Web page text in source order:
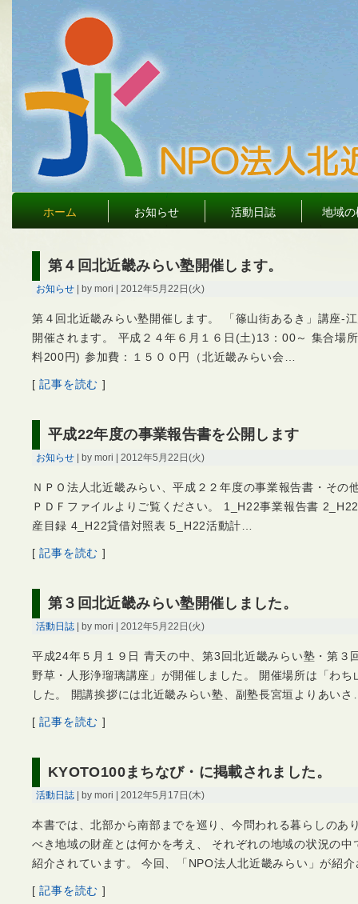
ホーム お知らせ 活動日誌 地域の
第４回北近畿みらい塾開催します。
お知らせ | by mori | 2012年5月22日(火)
第４回北近畿みらい塾開催します。 「篠山街あるき」講座-
開催されます。 平成２４年６月１６日(土)13：00～ 集合場
料200円) 参加費：１５００円（北近畿みらい会…
[記事を読む ]
平成22年度の事業報告書を公開します
お知らせ | by mori | 2012年5月22日(火)
ＮＰＯ法人北近畿みらい、平成２２年度の事業報告書・その
ＰＤＦファイルよりご覧ください。 1_H22事業報告書
産目録 4_H22貸借対照表 5_H22活動計…
[記事を読む ]
第３回北近畿みらい塾開催しました。
活動日誌 | by mori | 2012年5月22日(火)
平成24年５月１９日 青天の中、第3回北近畿みらい塾・第３
野草・人形浄瑠璃講座」が開催しました。 開催場所は「わ
した。 開講挨拶には北近畿みらい塾、副塾長宮垣よりあい
[記事を読む ]
KYOTO100まちなび・に掲載されました。
活動日誌 | by mori | 2012年5月17日(木)
本書では、北部から南部までを巡り、今問われる暮らしのあ
べき地域の財産とは何かを考え、 それぞれの地域の状況の
紹介されています。 今回、「NPO法人北近畿みらい」が紹
[記事を読む ]